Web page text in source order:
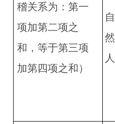
稽关系为：第一
项加第二项之
和，等于第三项
加第四项之和）
自
然
人